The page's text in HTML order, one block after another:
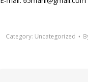
Category: Uncategorized